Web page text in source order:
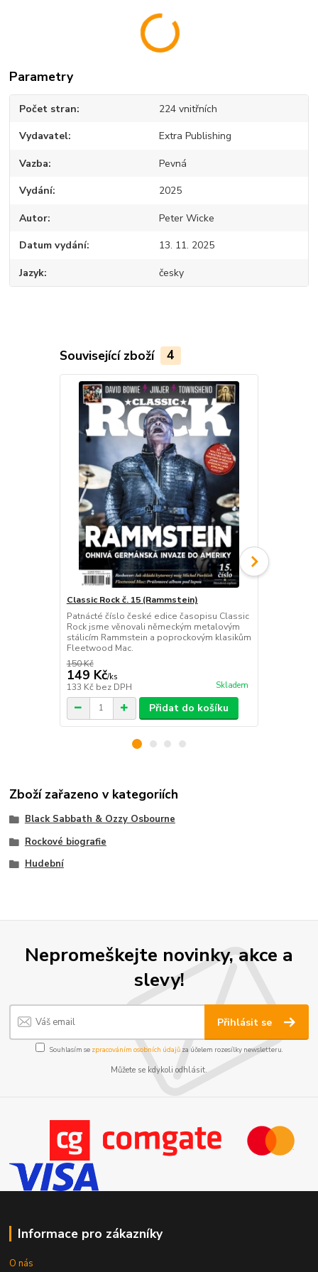
Parametry
Počet stran 224 vnitřních
Vydavatel Extra Publishing
Vazba Pevná
Vydání 2025
Autor Peter Wicke
Datum vydání 13. 11. 2025
Jazyk česky
Související zboží 4
Classic Rock č. 15 (Rammstein)
Patnácté číslo české edice časopisu Classic
Rock jsme věnovali německým metalovým
stálicím Rammstein a poprockovým klasikům
Fleetwood Mac.
150 Kč
149 Kč/ks
133 Kč bez DPH Skladem
Přidat do košíku
Zboží zařazeno v kategoriích
Black Sabbath & Ozzy Osbourne
Rockové biografie
Hudební
Nepromeškejte novinky, akce a
slevy!
Přihlásit se
Souhlasím se zpracováním osobních údajůza účelem rozesílky newsletteru.
Můžete se kdykoli odhlásit.
Informace pro zákazníky
O nás